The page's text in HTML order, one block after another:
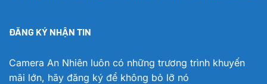
ĐĂNG KÝ NHẬN TIN
Camera An Nhiên luôn có những trương trình khuyến
mãi lớn, hãy đăng ký để không bỏ lỡ nó